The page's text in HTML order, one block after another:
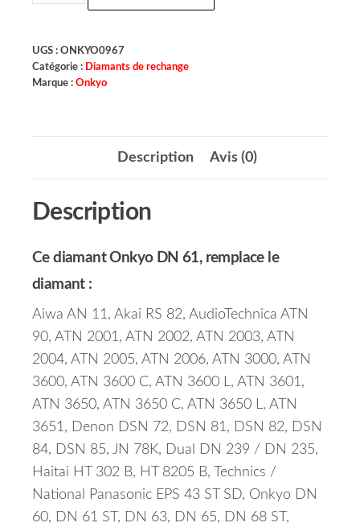
UGS : ONKYO0967
Catégorie : Diamants de rechange
Marque : Onkyo
Description Avis (0)
Description
Ce diamant Onkyo DN 61, remplace le
diamant :
Aiwa AN 11, Akai RS 82, AudioTechnica ATN
90, ATN 2001, ATN 2002, ATN 2003, ATN
2004, ATN 2005, ATN 2006, ATN 3000, ATN
3600, ATN 3600 C, ATN 3600 L, ATN 3601,
ATN 3650, ATN 3650 C, ATN 3650 L, ATN
3651, Denon DSN 72, DSN 81, DSN 82, DSN
84, DSN 85, JN 78K, Dual DN 239 / DN 235,
Haitai HT 302 B, HT 8205 B, Technics /
National Panasonic EPS 43 ST SD, Onkyo DN
60, DN 61 ST, DN 63, DN 65, DN 68 ST,